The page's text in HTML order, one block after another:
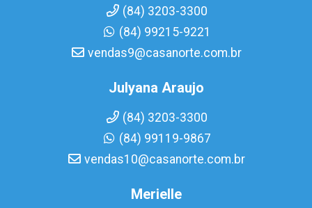
(84) 3203-3300
(84) 99215-9221
vendas9@casanorte.com.br
Julyana Araujo
(84) 3203-3300
(84) 99119-9867
vendas10@casanorte.com.br
Merielle